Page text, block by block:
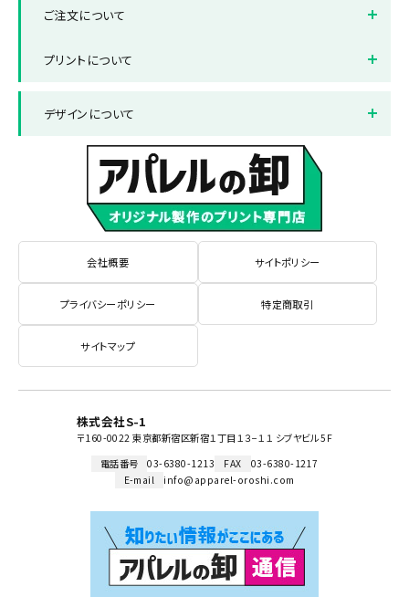
レディース対応ポロシャツ
グレー
ネイビー
サックス
ご注文について
納品までの流れ
よくある質問集
プリントについて
デザインについて
データ作成・入稿方法
書体サンプル
会社概要 サイトポリシー
プライバシーポリシー 特定商取引
サイトマップ
株式会社S-1
〒160-0022 東京都新宿区新宿１丁目１３−１１ シブヤビル 5F
電話番号
03-6380-1213 FAX
03-6380-1217
E-mail
info@apparel-oroshi.com